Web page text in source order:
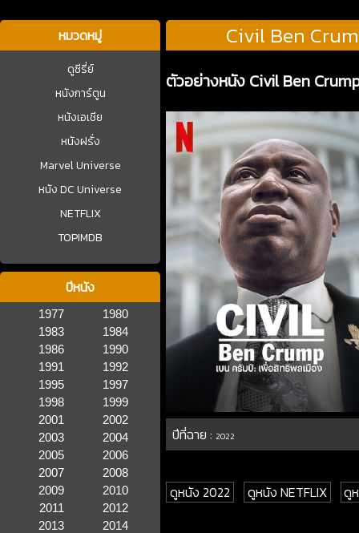
หมวดหมู่
ดูซีรี่ย์
หนังการ์ตูน
หนังเอเชีย
หนังฝรั่ง
Marvel Universe
หนัง DC Universe
NETFLIX
TOPIMDB
ปีหนัง
1977
1980
1983
1984
1986
1990
1991
1992
1995
1997
1998
1999
2001
2002
2003
2004
2005
2006
2007
2008
2009
2010
2011
2012
2013
2014
Civil Ben
ตัวอย่างหนัง Civil Ben
ปีที่ฉาย :2022
ดูหนัง 2022 ดูหนัง NETFLIX ดู